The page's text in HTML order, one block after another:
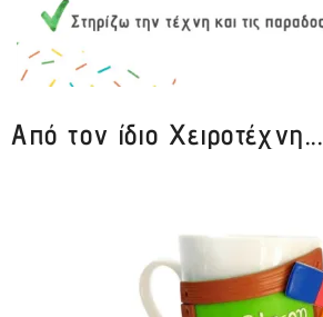
Από τον ίδιο Χειροτέχνη...